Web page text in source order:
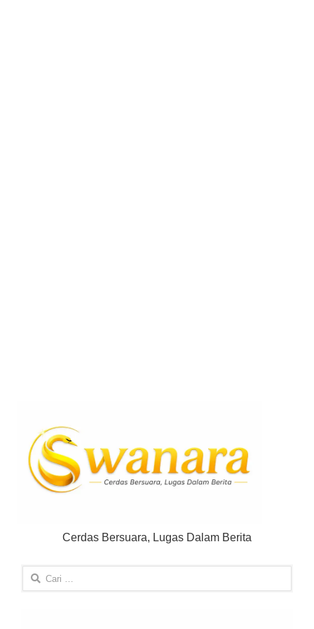
Cerdas Bersuara, Lugas Dalam Berita
Cari